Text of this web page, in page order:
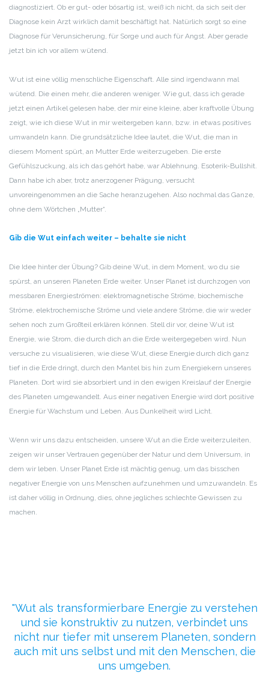
diagnostiziert. Ob er gut- oder bösartig ist, weiß ich nicht, da sich seit der
Diagnose kein Arzt wirklich damit beschäftigt hat. Natürlich sorgt so eine
Diagnose für Verunsicherung, für Sorge und auch für Angst. Aber gerade
jetzt bin ich vor allem wütend.
Wut ist eine völlig menschliche Eigenschaft. Alle sind irgendwann mal
wütend. Die einen mehr, die anderen weniger. Wie gut, dass ich gerade
jetzt einen Artikel gelesen habe, der mir eine kleine, aber kraftvolle Übung
zeigt, wie ich diese Wut in mir weitergeben kann, bzw. in etwas positives
umwandeln kann. Die grundsätzliche Idee lautet, die Wut, die man in
diesem Moment spürt, an Mutter Erde weiterzugeben. Die erste
Gefühlszuckung, als ich das gehört habe, war Ablehnung. Esoterik-Bullshit.
Dann habe ich aber, trotz anerzogener Prägung, versucht
unvoreingenommen an die Sache heranzugehen. Also nochmal das Ganze,
ohne dem Wörtchen „Mutter“.
Gib die Wut einfach weiter – behalte sie nicht
Die Idee hinter der Übung? Gib deine Wut, in dem Moment, wo du sie
spürst, an unseren Planeten Erde weiter. Unser Planet ist durchzogen von
messbaren Energieströmen: elektromagnetische Ströme, biochemische
Ströme, elektrochemische Ströme und viele andere Ströme, die wir weder
sehen noch zum Großteil erklären können. Stell dir vor, deine Wut ist
Energie, wie Strom, die durch dich an die Erde weitergegeben wird. Nun
versuche zu visualisieren, wie diese Wut, diese Energie durch dich ganz
tief in die Erde dringt, durch den Mantel bis hin zum Energiekern unseres
Planeten. Dort wird sie absorbiert und in den ewigen Kreislauf der Energie
des Planeten umgewandelt. Aus einer negativen Energie wird dort positive
Energie für Wachstum und Leben. Aus Dunkelheit wird Licht.
Wenn wir uns dazu entscheiden, unsere Wut an die Erde weiterzuleiten,
zeigen wir unser Vertrauen gegenüber der Natur und dem Universum, in
dem wir leben. Unser Planet Erde ist mächtig genug, um das bisschen
negativer Energie von uns Menschen aufzunehmen und umzuwandeln. Es
ist daher völlig in Ordnung, dies, ohne jegliches schlechte Gewissen zu
machen.
Wut als transformierbare Energie zu verstehen
und sie konstruktiv zu nutzen, verbindet uns
nicht nur tiefer mit unserem Planeten, sondern
auch mit uns selbst und mit den Menschen, die
uns umgeben.